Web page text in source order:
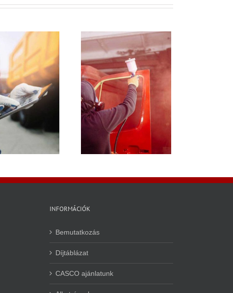
Kamion fényezés: mikor
jön el az a pont, amikor
már nem érdemes
tovább halogatni?
INFORMÁCIÓK
Bemutatkozás
Díjtáblázat
CASCO ajánlatunk